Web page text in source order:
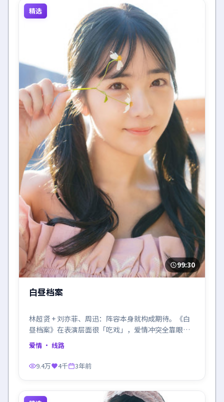
精选
99:30
白昼档案
林超贤 + 刘亦菲、周迅：阵容本身就构成期待。《白
昼档案》在表演层面很「吃戏」，爱情冲突全靠眼神
顶住。
爱情 · 线路
9.4万 4千 3年前